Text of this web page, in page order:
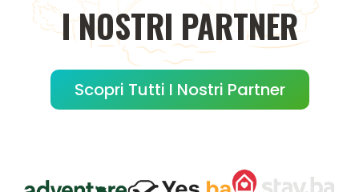
INOSTRI PARTNER
Scopri Tutti I Nostri Partner